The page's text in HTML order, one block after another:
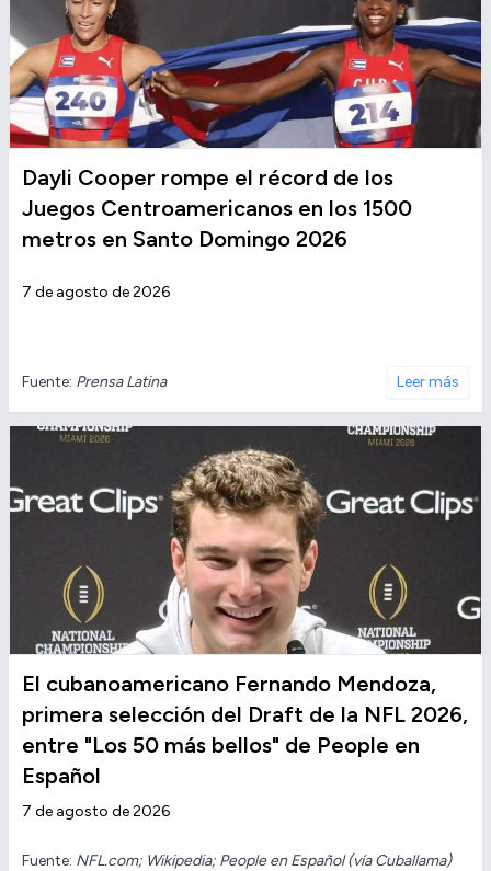
Dayli Cooper rompe el récord de los
Juegos Centroamericanos en los 1500
metros en Santo Domingo 2026
7 de agosto de 2026
Fuente: Prensa Latina Leer más
El cubanoamericano Fernando Mendoza,
primera selección del Draft de la NFL 2026,
entre "Los 50 más bellos" de People en
Español
7 de agosto de 2026
Fuente: NFL.com; Wikipedia; People en Español (vía Cuballama)